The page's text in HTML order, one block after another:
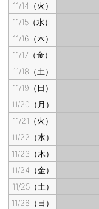
11/14（火）
11/15（水）
11/16（木）
11/17（金）
11/18（土）
11/19（日）
11/20（月）
11/21（火）
11/22（水）
11/23（木）
11/24（金）
11/25（土）
11/26（日）